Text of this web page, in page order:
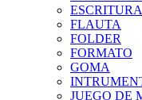
ESCRITURA
FLAUTA
FOLDER
FORMATO
GOMA
JUEGO DE